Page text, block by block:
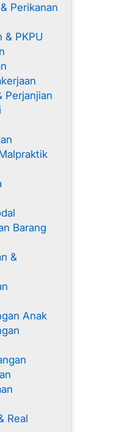
Perikanan
& PKPU
Perjanjian
Barang
&
Anak
Real